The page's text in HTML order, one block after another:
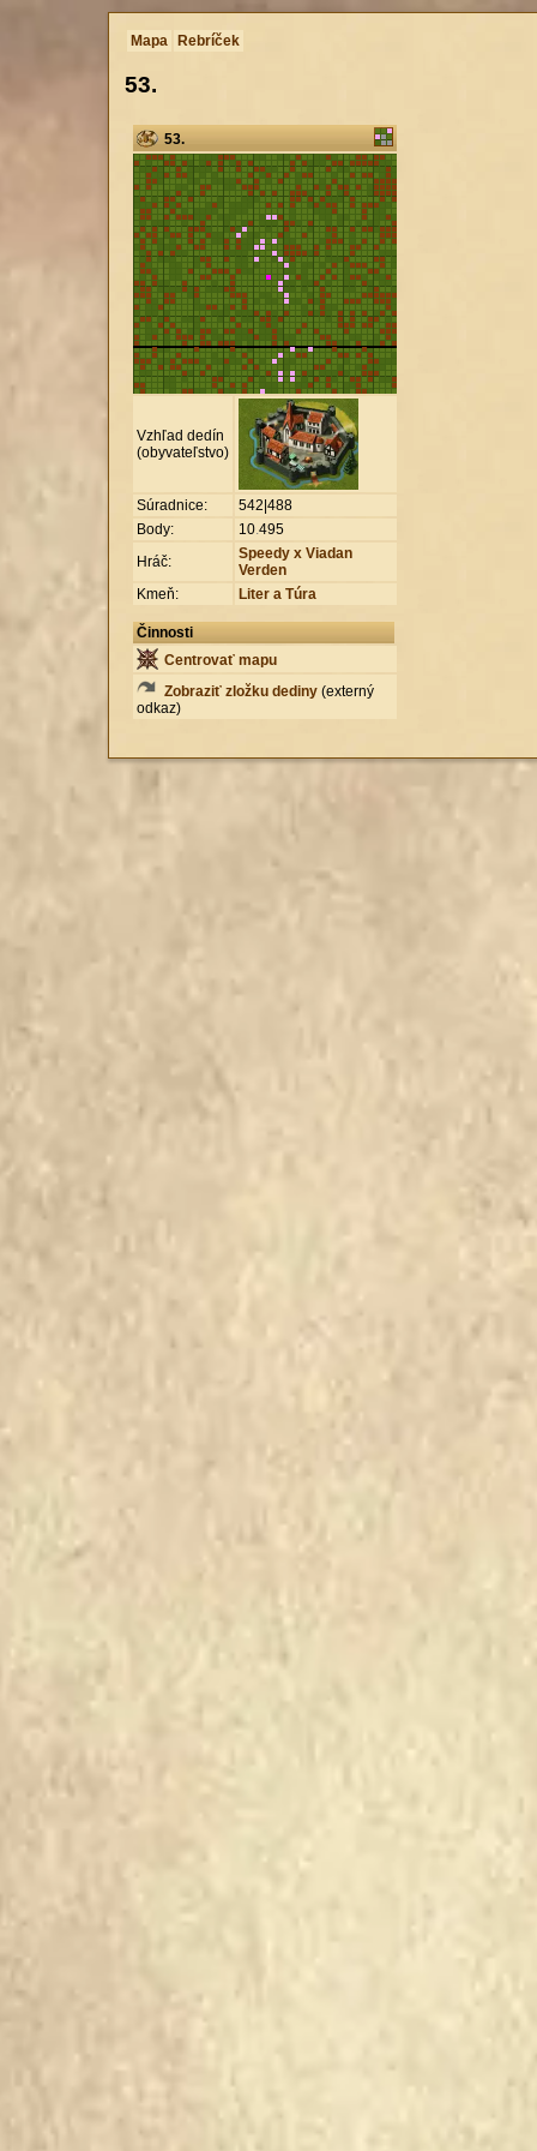
Mapa Rebríček
53.
53.
Vzhľad dedín
(obyvateľstvo)
Súradnice:
542|488
Body:
10.495
Hráč:
Speedy x Viadan
Verden
Kmeň:
Liter a Túra
Činnosti
Centrovať mapu
Zobraziť zložku dediny (externý
odkaz)